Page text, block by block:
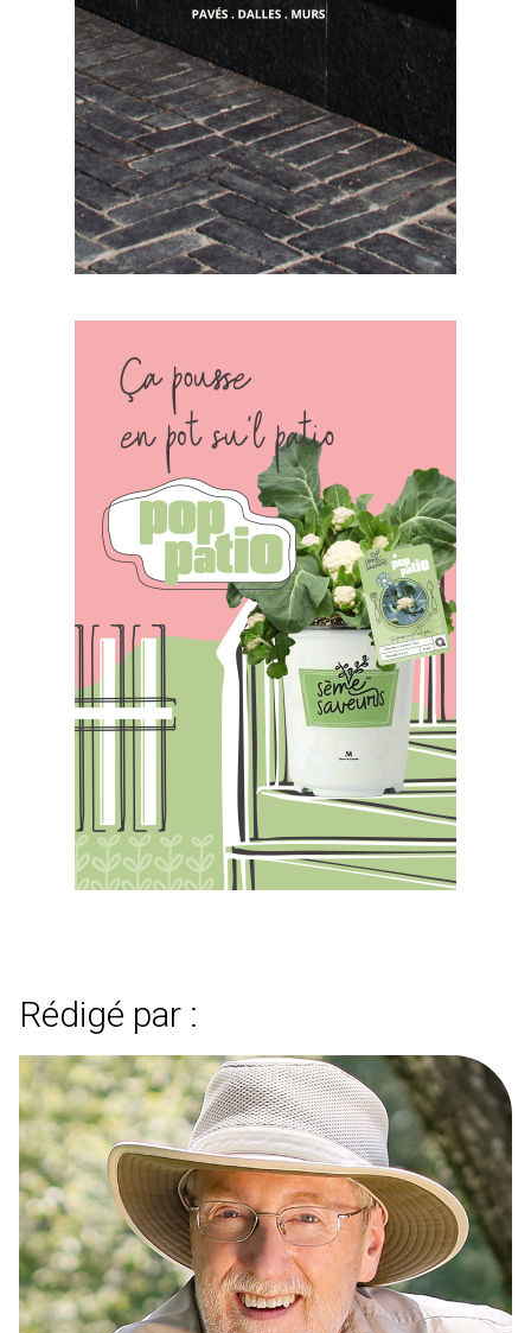
Rédigé par :